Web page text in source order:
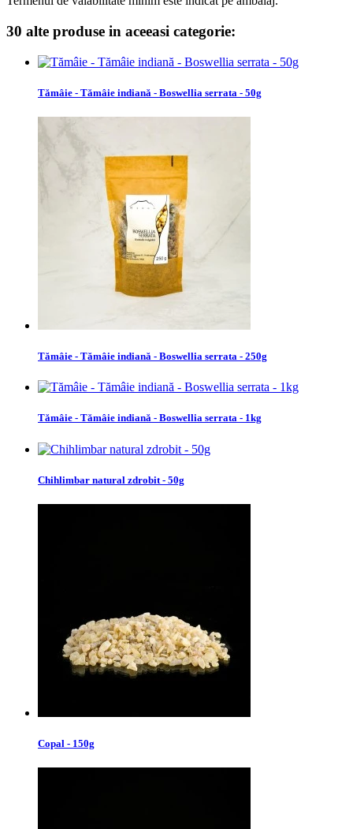
30 alte produse in aceeasi categorie:
Tămâie - Tămâie indiană - Boswellia serrata - 50g
Tămâie - Tămâie indiană - Boswellia serrata - 250g
Tămâie - Tămâie indiană - Boswellia serrata - 1kg
Chihlimbar natural zdrobit - 50g
Copal - 150g